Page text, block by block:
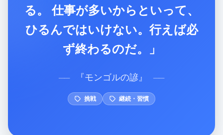
る。 仕事が多いからといって、
ひるんではいけない。行えば必
ず終わるのだ。」
── 『モンゴルの諺 』 ──
挑戦 継続・習慣